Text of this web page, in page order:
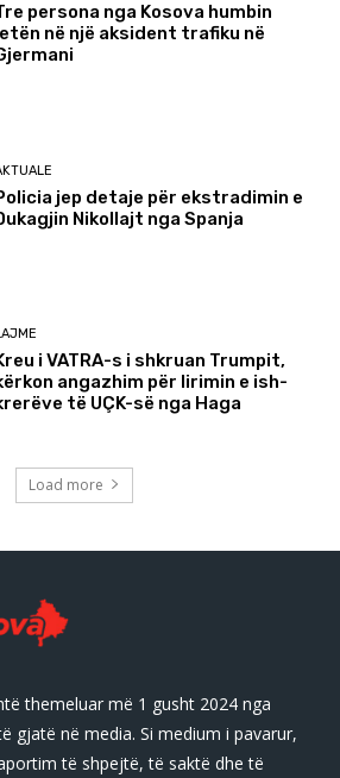
persona nga Kosova humbin
në një aksident trafiku në
jep detaje për ekstradimin e
Nikollajt nga Spanja
i VATRA-s i shkruan Trumpit,
angazhim për lirimin e ish-
të UÇK-së nga Haga
Load more
themeluar më 1 gusht 2024 nga
gjatë në media. Si medium i pavarur,
të shpejtë, të saktë dhe të